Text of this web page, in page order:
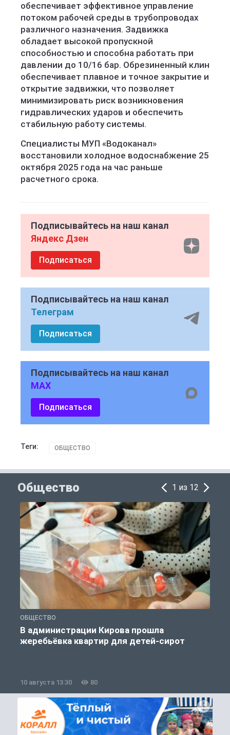
обеспечивает эффективное управление
потоком рабочей среды в трубопроводах
различного назначения. Задвижка
обладает высокой пропускной
способностью и способна работать при
давлении до 10/16 бар. Обрезиненный клин
обеспечивает плавное и точное закрытие и
открытие задвижки, что позволяет
минимизировать риск возникновения
гидравлических ударов и обеспечить
стабильную работу системы.
Специалисты МУП «Водоканал»
восстановили холодное водоснабжение 25
октября 2025 года на час раньше
расчетного срока.
Подписывайтесь на наш канал
Яндекс Дзен
Подписаться
Подписывайтесь на наш канал
Телеграм
Подписаться
Подписывайтесь на наш канал
MAX
Подписаться
Теги: ОБЩЕСТВО
Общество 1 из 12
ОБЩЕСТВО
В администрации Кирова прошла
жеребьёвка квартир для детей-сирот
10 августа 13:30 80